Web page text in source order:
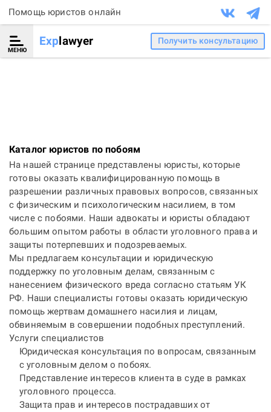
Помощь юристов онлайн
МЕНЮ
Explawyer Получить консультацию
Каталог юристов по побоям
На нашей странице представлены юристы, которые
готовы оказать квалифицированную помощь в
разрешении различных правовых вопросов, связанных
с физическим и психологическим насилием, в том
числе с побоями. Наши адвокаты и юристы обладают
большим опытом работы в области уголовного права и
защиты потерпевших и подозреваемых.
Мы предлагаем консультации и юридическую
поддержку по уголовным делам, связанным с
нанесением физического вреда согласно статьям УК
РФ. Наши специалисты готовы оказать юридическую
помощь жертвам домашнего насилия и лицам,
обвиняемым в совершении подобных преступлений.
Услуги специалистов
Юридическая консультация по вопросам, связанным
с уголовным делом о побоях.
Представление интересов клиента в суде в рамках
уголовного процесса.
Защита прав и интересов пострадавших от